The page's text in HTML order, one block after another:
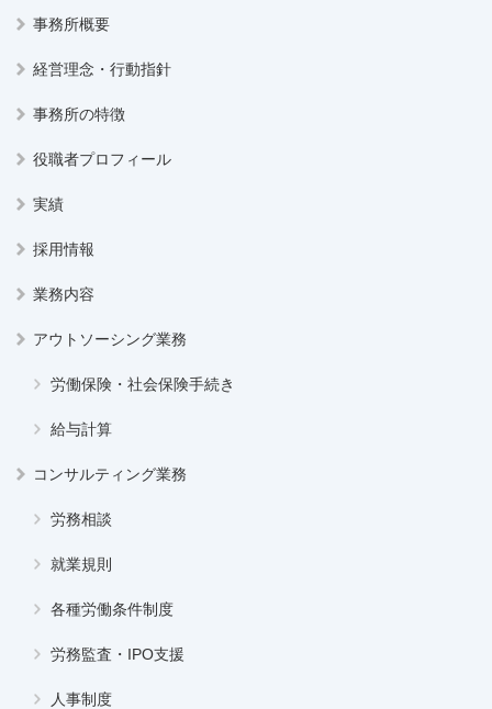
事務所概要
経営理念・行動指針
事務所の特徴
役職者プロフィール
実績
採用情報
業務内容
アウトソーシング業務
労働保険・社会保険手続き
給与計算
コンサルティング業務
労務相談
就業規則
各種労働条件制度
労務監査・IPO支援
人事制度